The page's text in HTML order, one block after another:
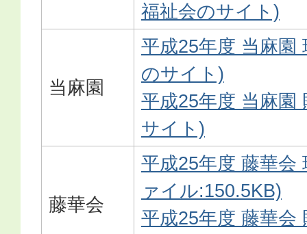
福祉会のサイト)
当麻園
平成25年度 当麻園
のサイト)
平成25年度 当麻園
サイト)
藤華会
平成25年度 藤華会
ァイル:150.5KB)
平成25年度 藤華会